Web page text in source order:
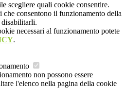
scegliere quali cookie consentire.
che consentono il funzionamento della
disabilitarli.
necessari al funzionamento potete
.
non possono essere
l'elenco nella pagina della cookie